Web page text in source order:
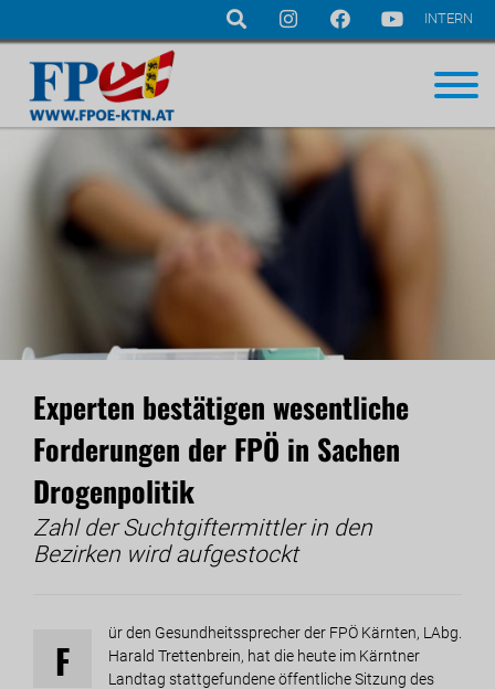
Navigation
INTERN
Experten bestätigen wesentliche
Forderungen der FPÖ in Sachen
Drogenpolitik
Zahl der Suchtgiftermittler in den
Bezirken wird aufgestockt
F
ür den Gesundheitssprecher der FPÖ Kärnten, LAbg.
Harald Trettenbrein, hat die heute im Kärntner
Landtag stattgefundene öffentliche Sitzung des